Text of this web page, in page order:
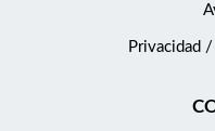
Privacidad